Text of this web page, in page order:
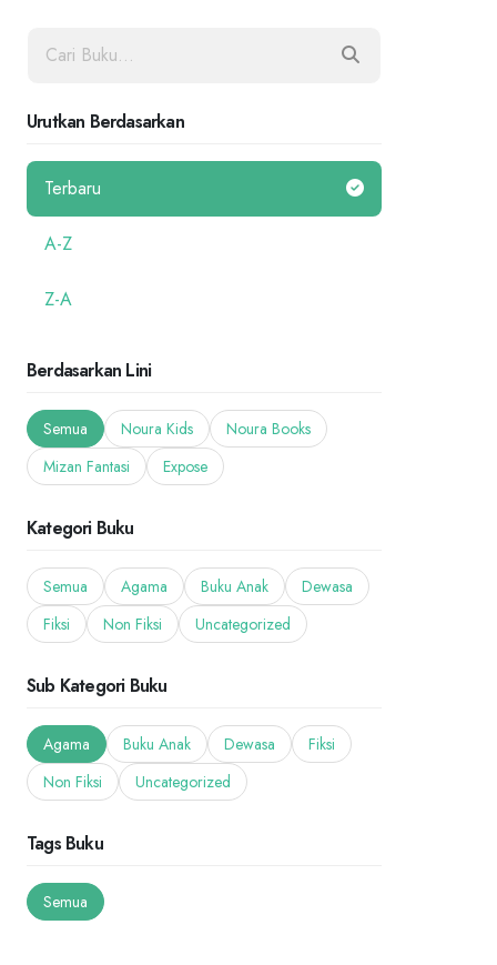
Urutkan Berdasarkan
Terbaru
A-Z
Z-A
Berdasarkan Lini
Semua Noura Kids
Noura Books
Mizan Fantasi
Expose
Kategori Buku
Semua Agama Buku Anak
Dewasa
Fiksi
Non Fiksi Uncategorized
Sub Kategori Buku
Agama Buku Anak Dewasa
Fiksi
Non Fiksi
Uncategorized
Tags Buku
Semua